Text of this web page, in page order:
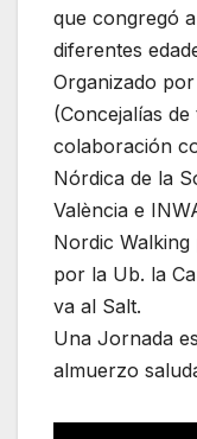
que congregó
diferentes
Organizado
(Concejalías
colaboración
Nórdica de la
València e
Nordic
por la Ub. la
va al Salt.
Una Jornada
almuerzo